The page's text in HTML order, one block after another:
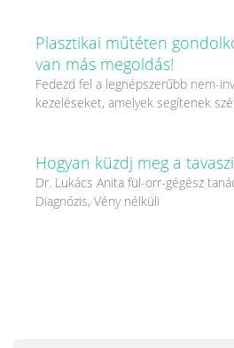
Plasztikai műtéten
van más megoldás!
Fedezd fel a legnépszerűbb nem-
kezeléseket, amelyek segítenek
Hogyan küzdj meg a
Dr. Lukács Anita fül-orr-gégész
Diagnózis, Vény nélküli